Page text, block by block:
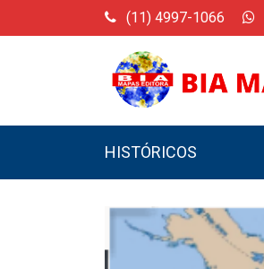
(11) 4997-1066
HISTÓRICOS